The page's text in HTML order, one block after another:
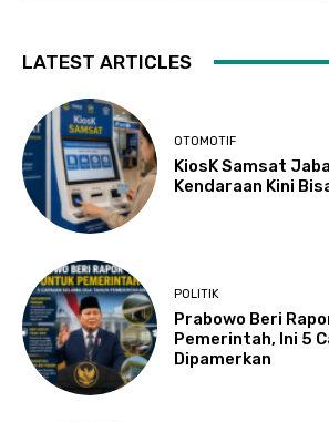
LATEST ARTICLES
OTOMOTIF
KiosK Samsat
Kendaraan Kini
POLITIK
Prabowo Beri
Pemerintah, Ini 5
Dipamerkan